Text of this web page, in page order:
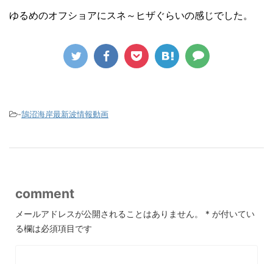
ゆるめのオフショアにスネ～ヒザぐらいの感じでした。
-鵠沼海岸最新波情報動画
comment
メールアドレスが公開されることはありません。 * が付いてい
る欄は必須項目です